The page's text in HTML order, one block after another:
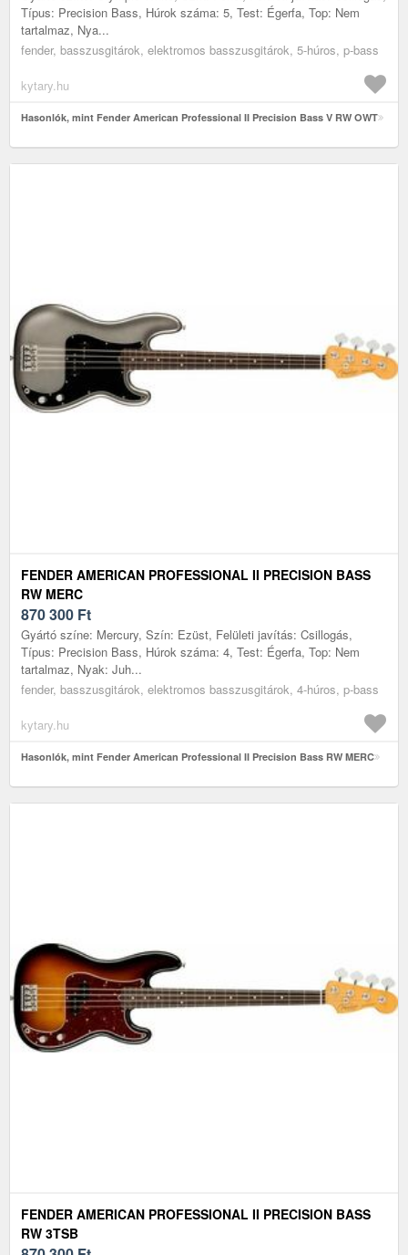
Típus: Precision Bass, Húrok száma: 5, Test: Égerfa, Top: Nem
tartalmaz, Nya...
fender, basszusgitárok, elektromos basszusgitárok, 5-húros, p-bass
kytary.hu
Hasonlók, mint Fender American Professional II Precision Bass V RW OWT
FENDER AMERICAN PROFESSIONAL II PRECISION BASS
RW MERC
870 300 Ft
Gyártó színe: Mercury, Szín: Ezüst, Felületi javítás: Csillogás,
Típus: Precision Bass, Húrok száma: 4, Test: Égerfa, Top: Nem
tartalmaz, Nyak: Juh...
fender, basszusgitárok, elektromos basszusgitárok, 4-húros, p-bass
kytary.hu
Hasonlók, mint Fender American Professional II Precision Bass RW MERC
FENDER AMERICAN PROFESSIONAL II PRECISION BASS
RW 3TSB